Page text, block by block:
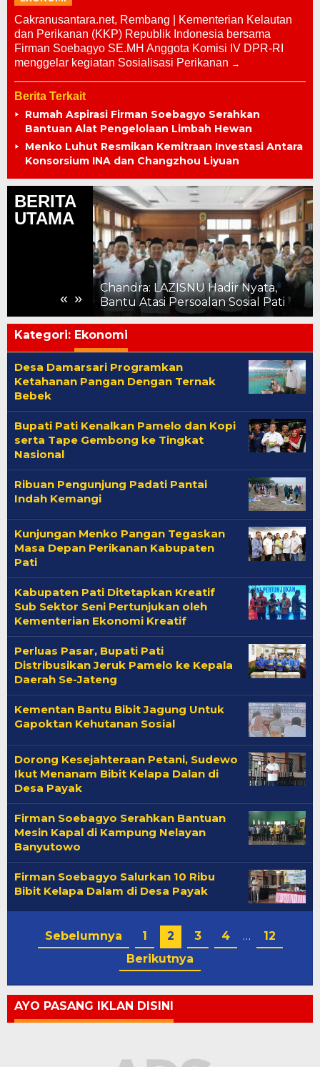
Cakranusantara.net, Rembang | Kementerian Kelautan
dan Perikanan (KKP) Republik Indonesia bersama
Firman Soebagyo SE.MH Anggota Komisi IV DPR-RI
menggelar kegiatan Sosialisasi Perikanan
Berita Terkait
Rumah Aspirasi Firman Soebagyo Serahkan
Bantuan Alat Pengelolaan Limbah Hewan
Menko Luhut Resmikan Kemitraan Investasi Antara
Konsorsium INA dan Changzhou Liyuan
BERITA
UTAMA
« »
Chandra: LAZISNU Hadir Nyata,
Bantu Atasi Persoalan Sosial Pati
Kategori: Ekonomi
Desa Damarsari Programkan
Ketahanan Pangan Dengan Ternak
Bebek
Bupati Pati Kenalkan Pamelo dan Kopi
serta Tape Gembong ke Tingkat
Nasional
Ribuan Pengunjung Padati Pantai
Indah Kemangi
Kunjungan Menko Pangan Tegaskan
Masa Depan Perikanan Kabupaten
Pati
Kabupaten Pati Ditetapkan Kreatif
Sub Sektor Seni Pertunjukan oleh
Kementerian Ekonomi Kreatif
Perluas Pasar, Bupati Pati
Distribusikan Jeruk Pamelo ke Kepala
Daerah Se-Jateng
Kementan Bantu Bibit Jagung Untuk
Gapoktan Kehutanan Sosial
Dorong Kesejahteraan Petani, Sudewo
Ikut Menanam Bibit Kelapa Dalan di
Desa Payak
Firman Soebagyo Serahkan Bantuan
Mesin Kapal di Kampung Nelayan
Banyutowo
Firman Soebagyo Salurkan 10 Ribu
Bibit Kelapa Dalam di Desa Payak
Sebelumnya 1 2 3 4 …
12
Berikutnya
AYO PASANG IKLAN DISINI